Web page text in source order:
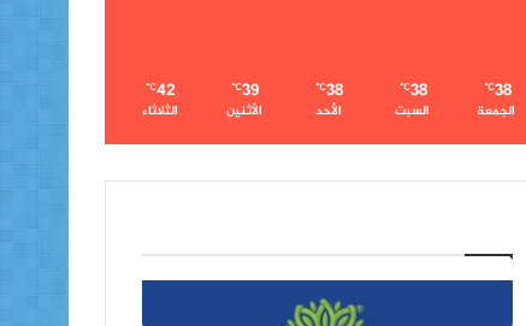
38
℃
الجمعة
38
℃
السبت
38
℃
الأحد
39
℃
الأثنين
42
℃
الثلاثاء